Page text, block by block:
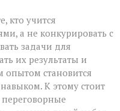
кто учится
а не конкурировать с
задачи для
их результаты и
становится
К этому стоит